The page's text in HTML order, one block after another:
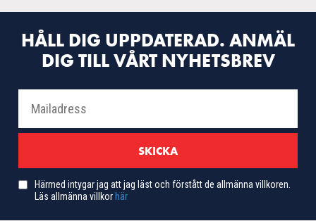
HÅLL DIG UPPDATERAD. ANMÄL
DIG TILL VÅRT NYHETSBREV
Härmed intygar jag att jag läst och förstått de allmänna villkoren.
Läs allmänna villkor här